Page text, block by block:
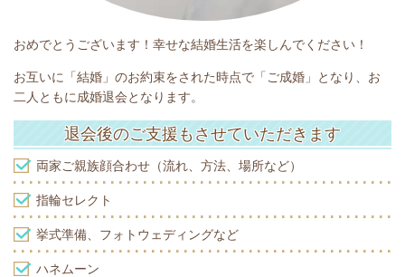
おめでとうございます！幸せな結婚生活を楽しんでください！
お互いに「結婚」のお約束をされた時点で「ご成婚」となり、お
二人ともに成婚退会となります。
退会後のご支援もさせていただきます
両家ご親族顔合わせ（流れ、方法、場所など）
指輪セレクト
挙式準備、フォトウェディングなど
ハネムーン